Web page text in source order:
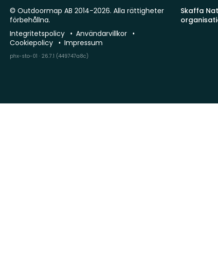
Skaffa
© Outdoormap AB 2014-2026. Alla rättigheter
förbehållna.
Integritetspolicy
Användarvillkor
Cookiepolicy
Impressum
phx-sto-01 · 26.7.1 (449747a8c)